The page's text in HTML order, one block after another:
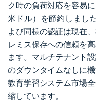
ク時の負荷対応を容易
米ドル）を節約しまし
よび同様の認証は現在
レミス保存への信頼を
ます。マルチテナント
のダウンタイムなしに
教育学習システム市場
縮しています。